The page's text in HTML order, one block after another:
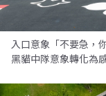
入口意象「不要急，
黑貓中隊意象轉化為